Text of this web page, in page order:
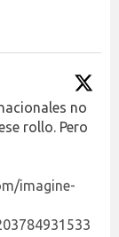
no
rollo. Pero
imagine-